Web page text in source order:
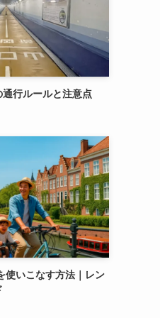
行ルールと注意点
使いこなす方法｜レン